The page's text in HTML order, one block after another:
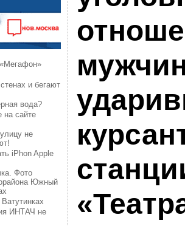
и бегают
вода?
на сайте
не
iPhon Apple
Фото
Южный
ИНТАЧ не